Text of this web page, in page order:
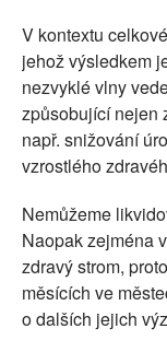
V kontextu
jehož výsledkem
nezvyklé vlny
způsobující nejen
např. snižování
vzrostlého
Nemůžeme
Naopak zejména
zdravý strom,
měsících ve
o dalších jejich